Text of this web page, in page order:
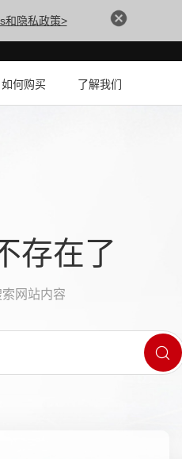
和隐私政策>
如何购买 了解我们
存在了
网站内容